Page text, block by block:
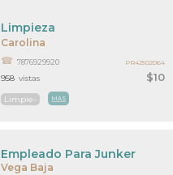
Carolina
$10
Limpieza
7876929920
Limpie- MAS
958 vistas
PR42502064
Vega Baja
Empleado Para Junker